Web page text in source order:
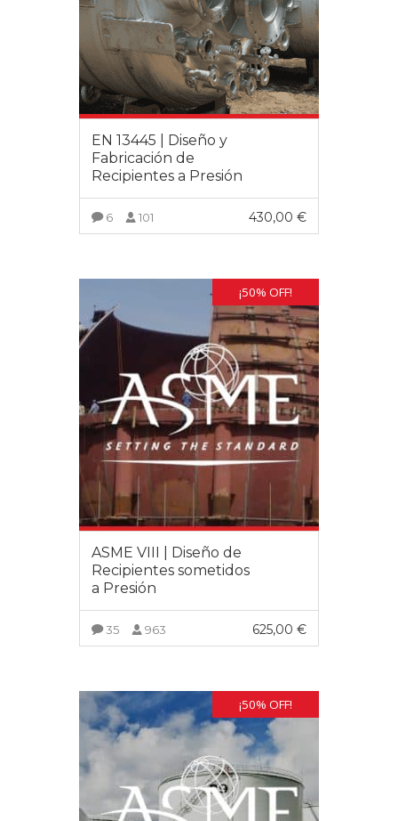
EN 13445 | Diseño y
Fabricación de
Recipientes a Presión
6 101 430,00 €
¡50% OFF!
ASME VIII | Diseño de
Recipientes sometidos
a Presión
35 963 625,00 €
¡50% OFF!